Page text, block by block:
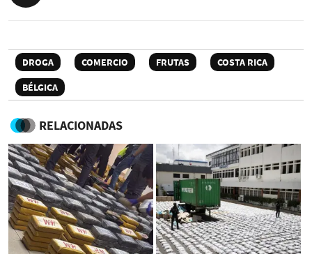
DROGA COMERCIO FRUTAS
COSTA RICA
BÉLGICA
RELACIONADAS